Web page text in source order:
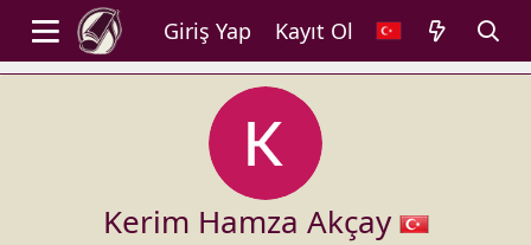
Giriş Yap Kayıt Ol
Kerim Hamza Akçay